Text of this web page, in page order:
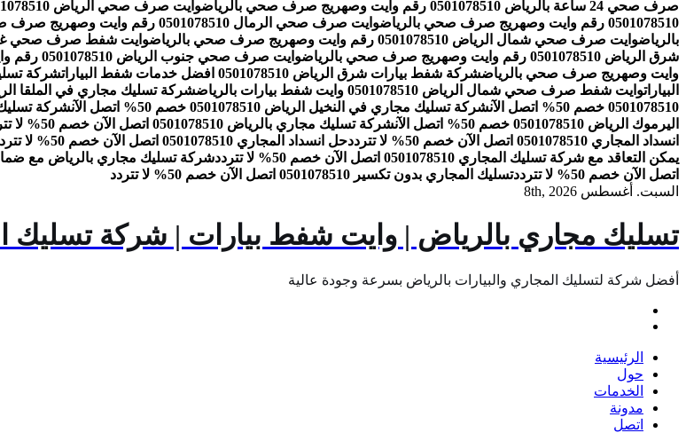
صرف صحي 24 ساعة بالرياض 0501078510 رقم وايت وصهريج صرف صحي بالرياض
وايت صرف صحي الرياض 0501078510 رقم وايت وصهريج صرف صحي بالرياض
0501078510 رقم وايت وصهريج صرف صحي بالرياض
وايت صرف صحي الرمال 0501078510 رقم وايت وصهريج صرف صحي بالرياض
بالرياضوايت صرف صحي شمال الرياض 0501078510 رقم وايت وصهريج صرف صحي بالرياض وايت شفط صرف صحي غرب الرياض 0501078510 رقم وايت
شرق الرياض 0501078510 رقم وايت وصهريج صرف صحي بالرياض
وايت صرف صحي جنوب الرياض 0501078510 رقم وايت وصهريج صرف صحي بالرياض
وايت وصهريج صرف صحي بالرياضشركة شفط بيارات شرق الرياض 0501078510 افضل خدمات شفط البيارات
البياراتوايت شفط صرف صحي شمال الرياض 0501078510 وايت شفط بيارات بالرياض شركة تسليك مجاري في الملقا الرياض 0501078510 خصم 50%
0501078510 خصم 50% اتصل الآن
شركة تسليك مجاري في النخيل الرياض 0501078510 خصم 50% اتصل الآن شركة تسليك مجاري
اليرموك الرياض 0501078510 خصم 50% اتصل الآن
شركة تسليك مجاري بالرياض 0501078510 اتصل الآن خصم 50% لا تتردد
انسداد المجاري 0501078510 اتصل الآن خصم 50% لا تتردد
حل انسداد المجاري 0501078510 اتصل الآن خصم 50% لا تتردد
يمكن التعاقد مع شركة تسليك المجاري 0501078510 اتصل الآن خصم 50% لا تتردد
شركة تسليك مجاري بالرياض مع ضمان 0501078510 اتصل الآن خصم 50% لا
اتصل الآن خصم 50% لا تتردد
تسليك المجاري بدون تكسير 0501078510 اتصل الآن خصم 50% لا تتردد
السبت. أغسطس 8th, 2026
تسليك مجاري بالرياض | وايت شفط بيارات | شركة تسليك
أفضل شركة لتسليك المجاري والبيارات بالرياض بسرعة وجودة عالية
الرئيسية
حول
الخدمات
مدونة
اتصل